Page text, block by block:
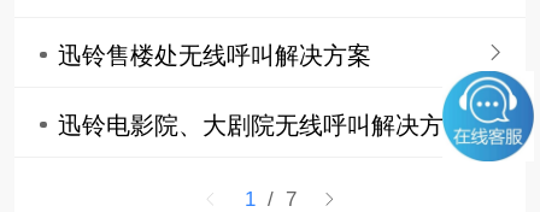
迅铃售楼处无线呼叫解决方案
迅铃电影院、大剧院无线呼叫解决方案
1 / 7